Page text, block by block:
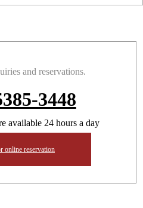
and reservations.
3448
available 24 hours a day
online reservation